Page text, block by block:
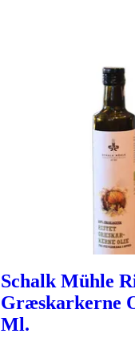
Schalk Mühle
Græskarkerne
Ml.